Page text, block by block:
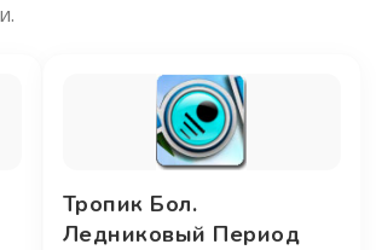
Тропик Бол.
Ледниковый Период